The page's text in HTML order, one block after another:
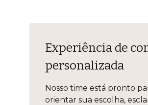
Experiência de
personalizada
Nosso time está pronto
orientar sua escolha,